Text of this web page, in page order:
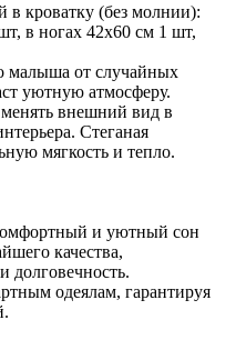
в кроватку (без молнии):
в ногах 42х60 см 1 шт,
малыша от случайных
уютную атмосферу.
внешний вид в
Стеганая
мягкость и тепло.
и уютный сон
качества,
долговечность.
одеялам, гарантируя